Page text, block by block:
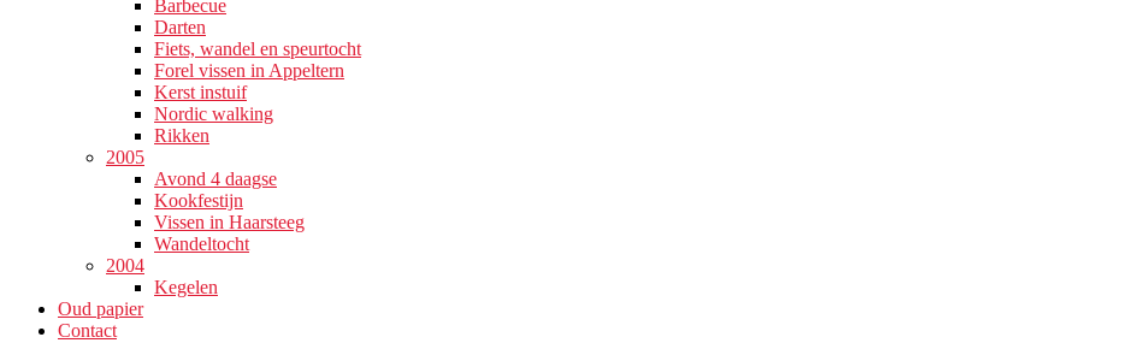
Barbecue
Darten
Fiets, wandel en speurtocht
Forel vissen in Appeltern
Kerst instuif
Nordic walking
Rikken
2005
Avond 4 daagse
Kookfestijn
Vissen in Haarsteeg
Wandeltocht
2004
Kegelen
Oud papier
Contact